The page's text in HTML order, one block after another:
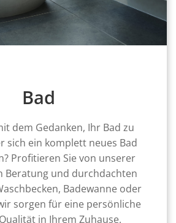
Bad
dem Gedanken, Ihr Bad zu
sich ein komplett neues Bad
Profitieren Sie von unserer
Beratung und durchdachten
Badewanne oder
sorgen für eine persönliche
in Ihrem Zuhause.